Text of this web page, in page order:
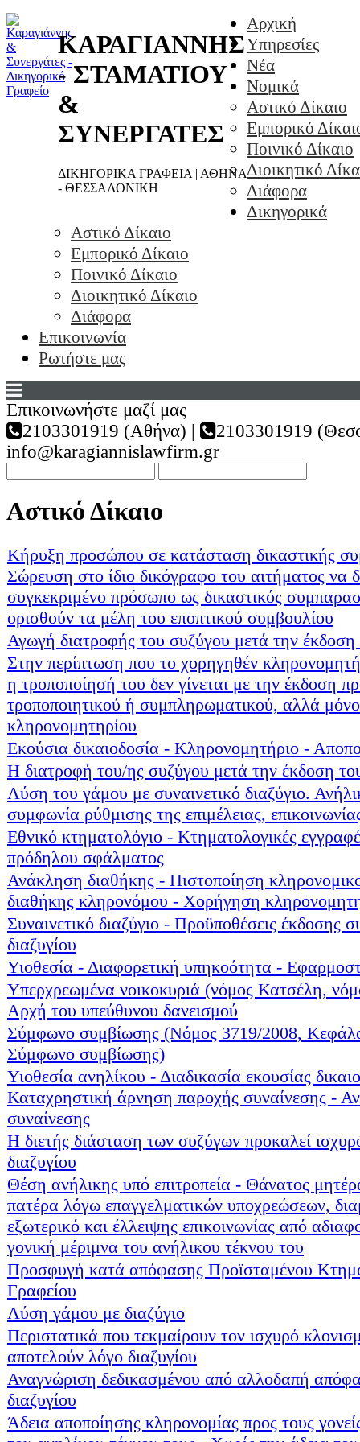
ΚΑΡΑΓΙΑΝΝΗΣ
- ΣΤΑΜΑΤΙΟΥ
&
ΣΥΝΕΡΓΑΤΕΣ
ΔΙΚΗΓΟΡΙΚΑ ΓΡΑΦΕΙΑ | ΑΘΗΝΑ
- ΘΕΣΣΑΛΟΝΙΚΗ
Αρχική
Υπηρεσίες
Νέα
Νομικά
Αστικό Δίκαιο
Εμπορικό
Ποινικό Δίκαιο
Διοικητικό
Διάφορα
Δικηγορικά
Αστικό Δίκαιο
Εμπορικό Δίκαιο
Ποινικό Δίκαιο
Διοικητικό Δίκαιο
Διάφορα
Επικοινωνία
Ρωτήστε μας
Επικοινωνήστε μαζί μας
2103301919 (Αθήνα) |
2103301919
info@karagiannislawfirm.gr
Αστικό Δίκαιο
Κήρυξη προσώπου σε κατάσταση δικαστικής
Σώρευση στο ίδιο δικόγραφο του αιτήματος να
συγκεκριμένο πρόσωπο ως δικαστικός
ορισθούν τα μέλη του εποπτικού συμβουλίου
Αγωγή διατροφής του συζύγου μετά την έκδοση
Στην περίπτωση που το χορηγηθέν
η τροποποίησή του δεν γίνεται με την έκδοση
τροποποιητικού ή συμπληρωματικού, αλλά
κληρονομητηρίου
Εκούσια δικαιοδοσία - Κληρονομητήριο -
Η διατροφή του/ης συζύγου μετά την έκδοση
Λύση του γάμου με συναινετικό διαζύγιο.
συμφωνία ρύθμισης της επιμέλειας,
Εθνικό κτηματολόγιο - Κτηματολογικές
πρόδηλου σφάλματος
Ανάκληση διαθήκης - Πιστοποίηση
διαθήκης κληρονόμου - Χορήγηση
Συναινετικό διαζύγιο - Προϋποθέσεις έκδοσης
διαζυγίου
Υιοθεσία - Διαφορετική υπηκοότητα -
Υπερχρεωμένα νοικοκυριά (νόμος Κατσέλη,
Αρχή του υπεύθυνου δανεισμού
Σύμφωνο συμβίωσης (Νόμος 3719/2008,
Σύμφωνο συμβίωσης)
Υιοθεσία ανηλίκου - Διαδικασία εκουσίας
Καταχρηστική άρνηση παροχής συναίνεσης -
συναίνεσης
Η διετής διάσταση των συζύγων προκαλεί
διαζυγίου
Θέση ανήλικης υπό επιτροπεία - Θάνατος
πατέρα λόγω επαγγελματικών υποχρεώσεων,
εξωτερικό και έλλειψης επικοινωνίας από
γονική μέριμνα του ανήλικου τέκνου του
Προσφυγή κατά απόφασης Προϊσταμένου
Γραφείου
Λύση γάμου με διαζύγιο
Περιστατικά που τεκμαίρουν τον ισχυρό
αποτελούν λόγο διαζυγίου
Αναγνώριση δεδικασμένου από αλλοδαπή
διαζυγίου
Άδεια αποποίησης κληρονομίας προς τους